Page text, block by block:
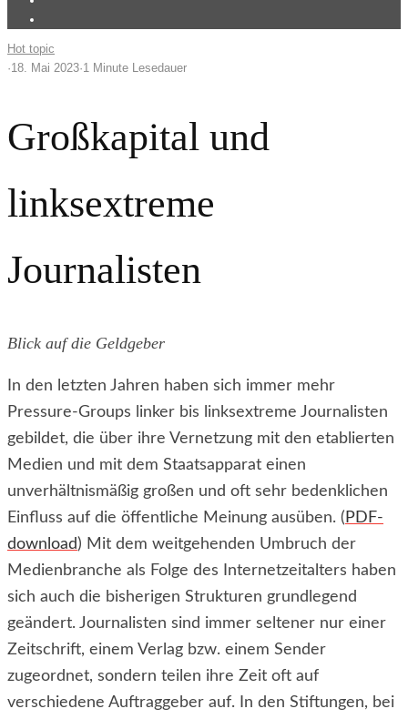
Hot topic
·18. Mai 2023·1 Minute Lesedauer
Großkapital und
linksextreme
Journalisten
Blick auf die Geldgeber
In den letzten Jahren haben sich immer mehr
Pressure-Groups linker bis linksextreme Journalisten
gebildet, die über ihre Vernetzung mit den etablierten
Medien und mit dem Staatsapparat einen
unverhältnismäßig großen und oft sehr bedenklichen
Einfluss auf die öffentliche Meinung ausüben. ( PDF-
download) Mit dem weitgehenden Umbruch der
Medienbranche als Folge des Internetzeitalters haben
sich auch die bisherigen Strukturen grundlegend
geändert. Journalisten sind immer seltener nur einer
Zeitschrift, einem Verlag bzw. einem Sender
zugeordnet, sondern teilen ihre Zeit oft auf
verschiedene Auftraggeber auf. In den Stiftungen, bei